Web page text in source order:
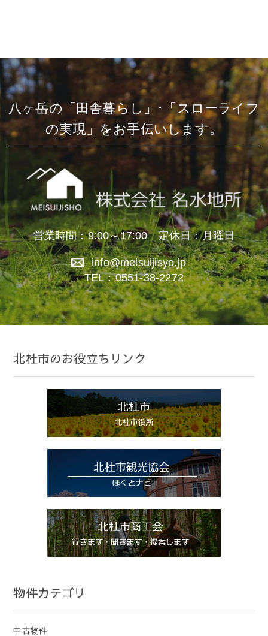
八ヶ岳の「田舎暮らし」･「スローライフ
の実現」をお手伝いします。
営業時間：9:00～17:00 定休日：月曜日
info@meisuijisyo.jp
TEL：0551-38-2272
北杜市のお役立ちリンク
物件カテゴリ
中古物件